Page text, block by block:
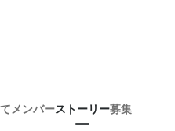
メンバーストーリー募集